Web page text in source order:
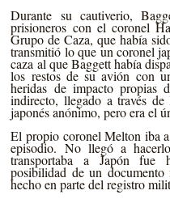
Durante su cautiverio,
prisioneros con el coronel
Grupo de Caza, que había
transmitió lo que un coronel
caza al que Baggett había
los restos de su avión con
heridas de impacto propias
indirecto, llegado a través de
japonés anónimo, pero era el
El propio coronel Melton iba
episodio. No llegó a
transportaba a Japón fue
posibilidad de un
hecho en parte del registro